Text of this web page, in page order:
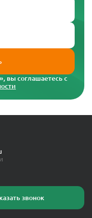
вы соглашаетесь с
звонок